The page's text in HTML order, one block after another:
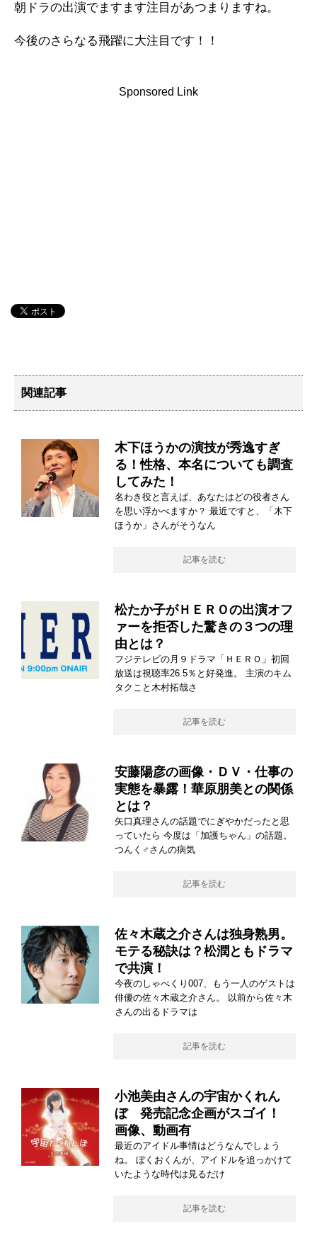
朝ドラの出演でますます注目があつまりますね。
今後のさらなる飛躍に大注目です！！
Sponsored Link
関連記事
木下ほうかの演技が秀逸すぎ
る！性格、本名についても調査
してみた！
名わき役と言えば、あなたはどの役者さん
を思い浮かべますか？ 最近ですと、「木下
ほうか」さんがそうなん
記事を読む
松たか子がＨＥＲＯの出演オフ
ァーを拒否した驚きの３つの理
由とは？
フジテレビの月９ドラマ「ＨＥＲＯ」初回
放送は視聴率26.5％と好発進。 主演のキム
タクこと木村拓哉さ
記事を読む
安藤陽彦の画像・ＤＶ・仕事の
実態を暴露！華原朋美との関係
とは？
矢口真理さんの話題でにぎやかだったと思
っていたら 今度は「加護ちゃん」の話題。
つんく♂さんの病気
記事を読む
佐々木蔵之介さんは独身熟男。
モテる秘訣は？松潤ともドラマ
で共演！
今夜のしゃべくり007、もう一人のゲストは
俳優の佐々木蔵之介さん。 以前から佐々木
さんの出るドラマは
記事を読む
小池美由さんの宇宙かくれん
ぼ 発売記念企画がスゴイ！
画像、動画有
最近のアイドル事情はどうなんでしょう
ね。 ぼくおくんが、アイドルを追っかけて
いたような時代は見るだけ
記事を読む